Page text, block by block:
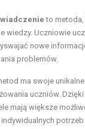
to metoda,
wiedzy. Uczniowie
nowe
problemów.
ma swoje
uczniów.
mają większe